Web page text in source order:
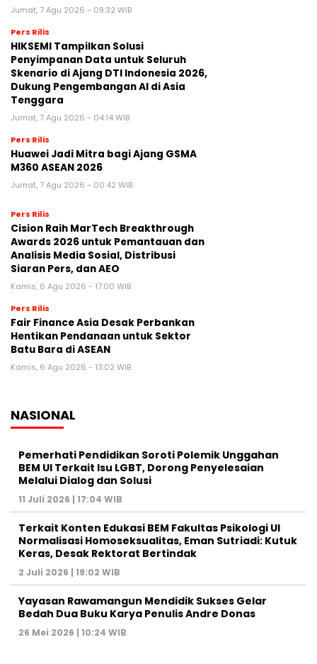
Jumat, 7 Agu 2026 - 09:32 WIB
Pers Rilis
HIKSEMI Tampilkan Solusi
Penyimpanan Data untuk Seluruh
Skenario di Ajang DTI Indonesia 2026,
Dukung Pengembangan AI di Asia
Tenggara
Jumat, 7 Agu 2026 - 04:14 WIB
Pers Rilis
Huawei Jadi Mitra bagi Ajang GSMA
M360 ASEAN 2026
Jumat, 7 Agu 2026 - 00:42 WIB
Pers Rilis
Cision Raih MarTech Breakthrough
Awards 2026 untuk Pemantauan dan
Analisis Media Sosial, Distribusi
Siaran Pers, dan AEO
Kamis, 6 Agu 2026 - 17:00 WIB
Pers Rilis
Fair Finance Asia Desak Perbankan
Hentikan Pendanaan untuk Sektor
Batu Bara di ASEAN
Kamis, 6 Agu 2026 - 13:02 WIB
NASIONAL
Pemerhati Pendidikan Soroti Polemik Unggahan
BEM UI Terkait Isu LGBT, Dorong Penyelesaian
Melalui Dialog dan Solusi
11 Juli 2026 | 17:04 WIB
Terkait Konten Edukasi BEM Fakultas Psikologi UI
Normalisasi Homoseksualitas, Eman Sutriadi: Kutuk
Keras, Desak Rektorat Bertindak
2 Juli 2026 | 19:02 WIB
Yayasan Rawamangun Mendidik Sukses Gelar
Bedah Dua Buku Karya Penulis Andre Donas
26 Mei 2026 | 10:24 WIB